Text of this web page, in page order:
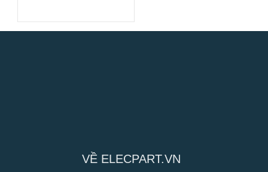
VỀ ELECPART.VN